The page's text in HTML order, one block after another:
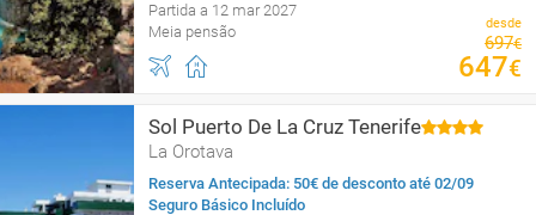
Partida a 12 mar 2027
Meia pensão
desde
697€
647€
Sol Puerto De La Cruz Tenerife
La Orotava
Reserva Antecipada: 50€ de desconto até 02/09
Seguro Básico Incluído